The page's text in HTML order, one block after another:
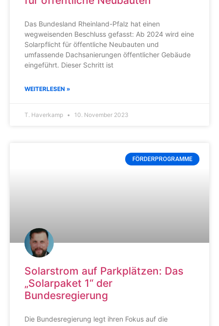
Das Bundesland Rheinland-Pfalz hat einen
wegweisenden Beschluss gefasst: Ab 2024 wird eine
Solarpflicht für öffentliche Neubauten und
umfassende Dachsanierungen öffentlicher Gebäude
eingeführt. Dieser Schritt ist
WEITERLESEN »
T. Haverkamp 10. November 2023
FÖRDERPROGRAMME
Solarstrom auf Parkplätzen: Das
„Solarpaket 1“ der
Bundesregierung
Die Bundesregierung legt ihren Fokus auf die